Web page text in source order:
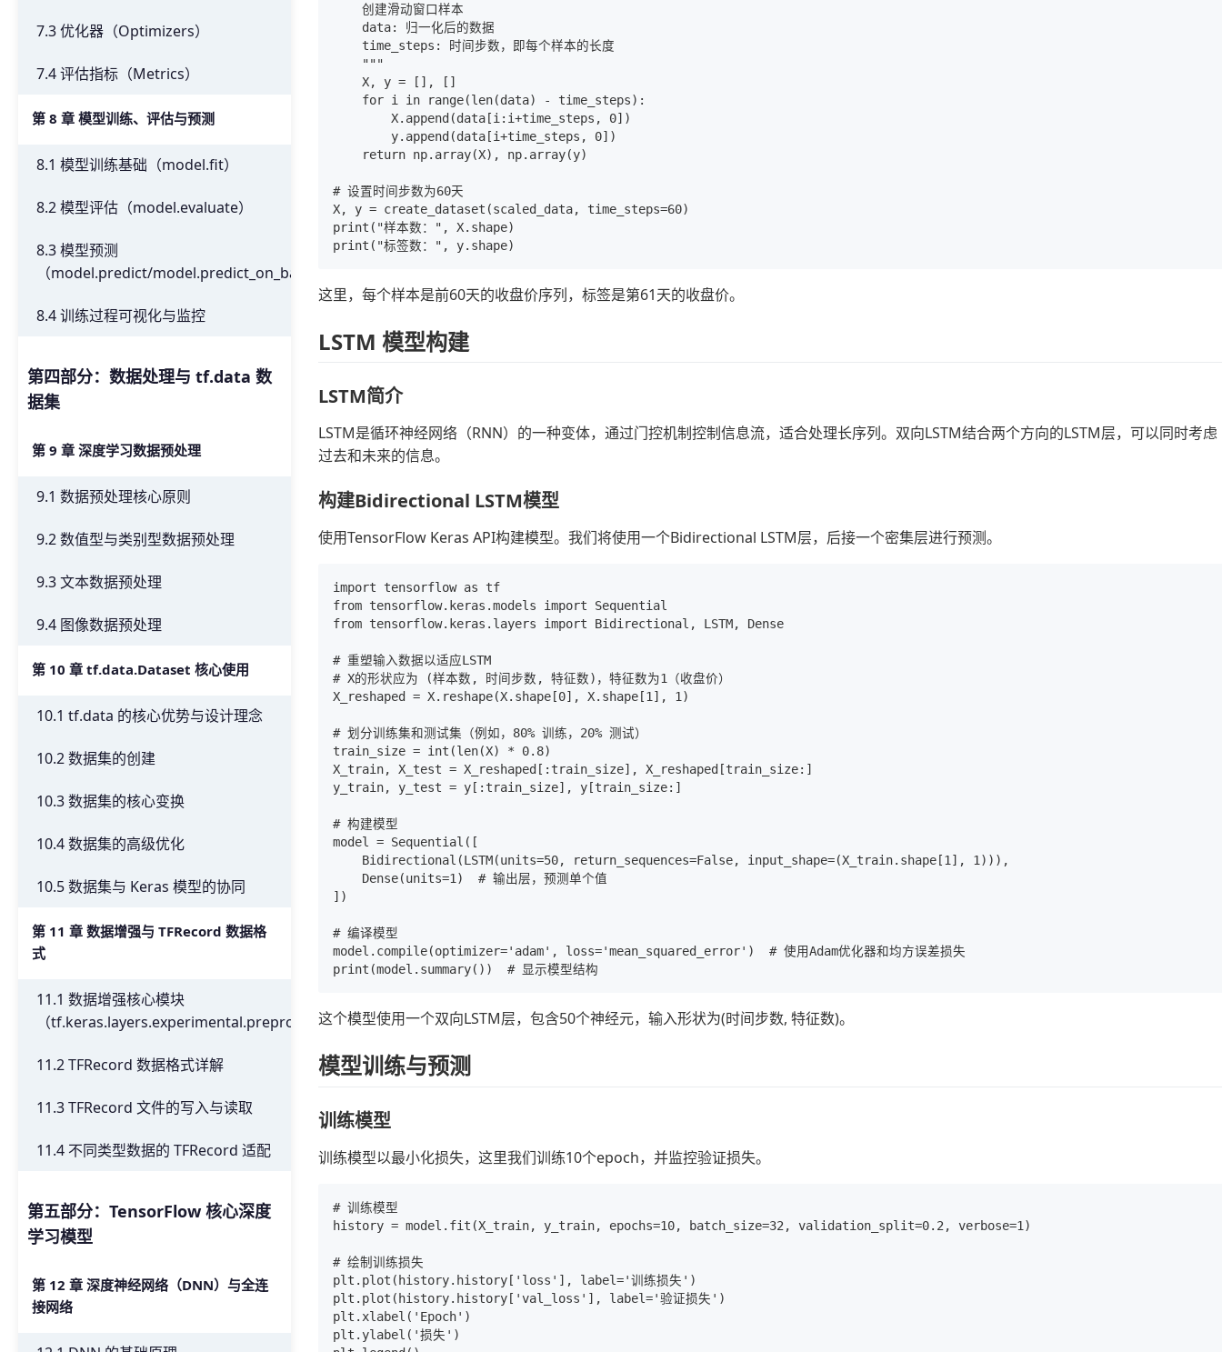
7.3 优化器（Optimizers）
7.4 评估指标（Metrics）
第 8 章 模型训练、评估与预测
8.1 模型训练基础（model.fit）
8.2 模型评估（model.evaluate）
8.3 模型预测
（model.predict/model.predict_on_batch）
8.4 训练过程可视化与监控
第四部分：数据处理与 tf.data 数
据集
第 9 章 深度学习数据预处理
9.1 数据预处理核心原则
9.2 数值型与类别型数据预处理
9.3 文本数据预处理
9.4 图像数据预处理
第 10 章 tf.data.Dataset 核心使用
10.1 tf.data 的核心优势与设计理念
10.2 数据集的创建
10.3 数据集的核心变换
10.4 数据集的高级优化
10.5 数据集与 Keras 模型的协同
第 11 章 数据增强与 TFRecord 数据格
式
11.1 数据增强核心模块
（tf.keras.layers.experimental.preprocessing）
11.2 TFRecord 数据格式详解
11.3 TFRecord 文件的写入与读取
11.4 不同类型数据的 TFRecord 适配
第五部分：TensorFlow 核心深度
学习模型
第 12 章 深度神经网络（DNN）与全连
接网络
    创建滑动窗口样本
    data: 归一化后的数据
    time_steps: 时间步数，即每个样本的长度
    """
    X, y = [], []
    for i in range(len(data) - time_steps):
        X.append(data[i:i+time_steps, 0])
        y.append(data[i+time_steps, 0])
    return np.array(X), np.array(y)
# 设置时间步数为60天
X, y = create_dataset(scaled_data, time_steps=60)
print("样本数：", X.shape)
这里，每个样本是前60天的收盘价序列，标签是第61天的收盘价。
LSTM 模型构建
LSTM简介
LSTM是循环神经网络（RNN）的一种变体，通过门控机制控制信息流，适合处理长序列。双向LSTM结合两个方向的LSTM层，可以同时考虑
过去和未来的信息。
构建Bidirectional LSTM模型
使用TensorFlow Keras API构建模型。我们将使用一个Bidirectional LSTM层，后接一个密集层进行预测。
import tensorflow as tf
from tensorflow.keras.models import Sequential
from tensorflow.keras.layers import Bidirectional, LSTM, Dense
# 重塑输入数据以适应LSTM
# X的形状应为 (样本数, 时间步数, 特征数)，特征数为1（收盘价）
X_reshaped = X.reshape(X.shape[0], X.shape[1], 1)
# 划分训练集和测试集（例如，80% 训练，20% 测试）
train_size = int(len(X) * 0.8)
X_train, X_test = X_reshaped[:train_size], X_reshaped[train_size:]
y_train, y_test = y[:train_size], y[train_size:]
# 构建模型
model = Sequential([
    Bidirectional(LSTM(units=50, return_sequences=False, input_shape=(X_train.shape[1], 1))),
    Dense(units=1)  # 输出层，预测单个值
])
# 编译模型
model.compile(optimizer='adam', loss='mean_squared_error')  # 使用Adam优化器和均方误差损失
这个模型使用一个双向LSTM层，包含50个神经元，输入形状为(时间步数, 特征数)。
模型训练与预测
训练模型
训练模型以最小化损失，这里我们训练10个epoch，并监控验证损失。
# 训练模型
history = model.fit(X_train, y_train, epochs=10, batch_size=32, validation_split=0.2, verbose=1)
# 绘制训练损失
plt.plot(history.history['loss'], label='训练损失')
plt.plot(history.history['val_loss'], label='验证损失')
plt.xlabel('Epoch')
plt.ylabel('损失')